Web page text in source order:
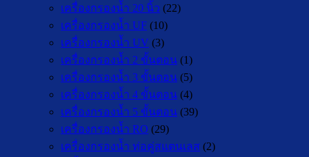
เครื่องกรองน้ำ 20 นิ้ว (22)
เครื่องกรองน้ำ UF (10)
เครื่องกรองน้ำ UV (3)
เครื่องกรองน้ำ 2 ขั้นตอน (1)
เครื่องกรองน้ำ 3 ขั้นตอน (5)
เครื่องกรองน้ำ 4 ขั้นตอน (4)
เครื่องกรองน้ำ 5 ขั้นตอน (39)
เครื่องกรองน้ำ RO (29)
เครื่องกรองน้ำ ท่อคู่สแตนเลส (2)